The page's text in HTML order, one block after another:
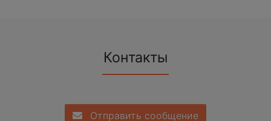
Контакты
Отправить сообщение